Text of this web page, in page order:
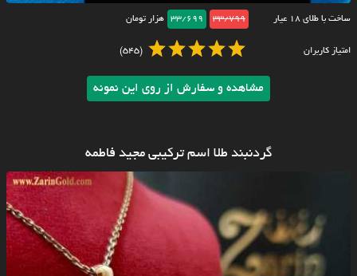
ساخت با طلای ۱۸ عیار 33/799
33/699 هزار تومان
امتیاز کاربران (545)
مشاهده و سفارش از روی این نمونه
گردنبند طلا اسم ترکیبی مجید فاطمه